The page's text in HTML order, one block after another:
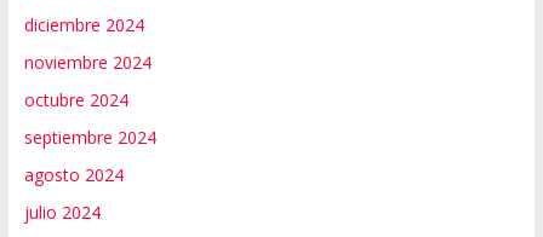
diciembre 2024
noviembre 2024
octubre 2024
septiembre 2024
agosto 2024
julio 2024